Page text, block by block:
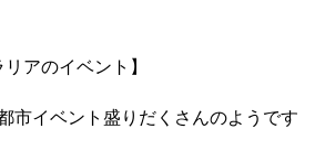
アのイベント】
市イベント盛りだくさんのようです